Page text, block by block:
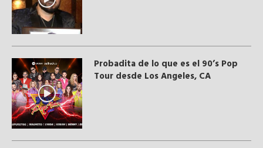
Probadita de lo que es el 90’s Pop
Tour desde Los Angeles, CA